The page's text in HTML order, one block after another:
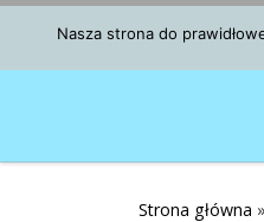
Przejdź do treści
Strona główna »
Nasza strona do